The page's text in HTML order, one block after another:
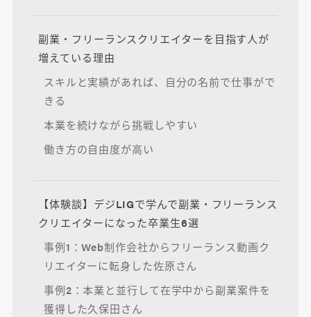
副業・フリーランスクリエイターを目指す人が
増えている理由
スキルと実績があれば、自分の名前で仕事がで
きる
本業を続けながら挑戦しやすい
働き方の自由度が高い
【体験談】デジLIGで学んで副業・フリーランス
クリエイターになった卒業生6選
事例1：Web制作会社からフリーランス動画ク
リエイターに転身した佐原さん
事例2：本業と並行して在学中から副業案件を
獲得した久保田さん